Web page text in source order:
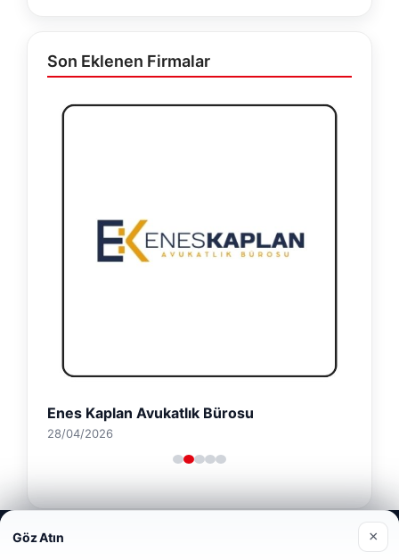
Son Eklenen Firmalar
Enes Kaplan Avukatlık Bürosu
28/04/2026
Web sitemizi nasıl kullandığınızı daha iyi anlayabilmek,
deneyiminizi kişiselleştirmek ve geliştirmek amacıyla çerezler
Göz Atın ×